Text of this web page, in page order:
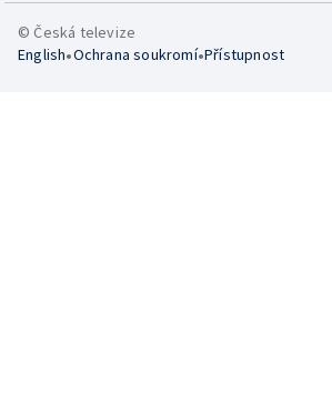
© Česká televize
English•Ochrana soukromí•Přístupnost